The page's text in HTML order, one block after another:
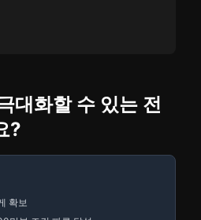
대화할 수 있는 전
?
확보